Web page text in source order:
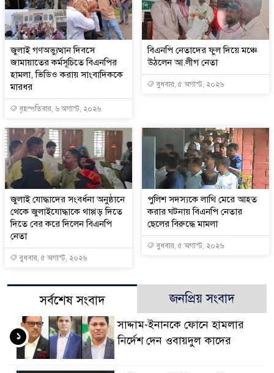
জুলাই গণঅভ্যুত্থান দিবসে
জামায়াতের কর্মসূচিতে বিএনপির
হামলা, ভিডিও করায় সাংবাদিককে
মারধর
বৃহস্পতিবার, ৬ অগাস্ট, ২০২৬
বিএনপি নেতাদের ফুল দিয়ে মঞ্চে
উঠলেন আ.লীগ নেতা
বুধবার, ৫ অগাস্ট, ২০২৬
জুলাই যোদ্ধাদের সংবর্ধনা অনুষ্ঠানে
থেকে জুলাইযোদ্ধাকে থাপ্পড় দিতে
দিতে বের করে দিলেন বিএনপি
নেতা
বুধবার, ৫ অগাস্ট, ২০২৬
পুলিশ সদস্যকে লাথি মেরে আহত
করার ঘটনায় বিএনপি নেতার
ছেলের বিরুদ্ধে মামলা
বুধবার, ৫ অগাস্ট, ২০২৬
সর্বশেষ সংবাদ জনপ্রিয় সংবাদ
সাদ্দাম-ইনানকে ফোনে হামলার
নির্দেশ দেন ওবায়দুল কাদের
১